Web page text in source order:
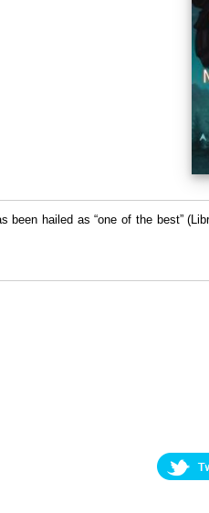
hailed as “one of the best”